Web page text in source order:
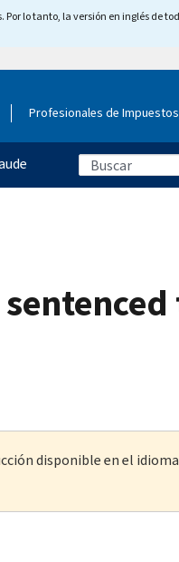
lo tanto, la versión en inglés de
Profesionales de Impuestos
disponible en el idioma